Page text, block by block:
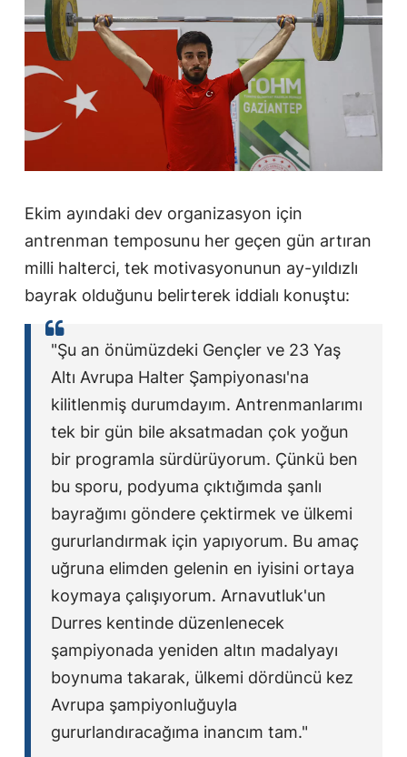
Ekim ayındaki dev organizasyon için
antrenman temposunu her geçen gün artıran
milli halterci, tek motivasyonunun ay-yıldızlı
bayrak olduğunu belirterek iddialı konuştu:
"Şu an önümüzdeki Gençler ve 23 Yaş
Altı Avrupa Halter Şampiyonası'na
kilitlenmiş durumdayım. Antrenmanlarımı
tek bir gün bile aksatmadan çok yoğun
bir programla sürdürüyorum. Çünkü ben
bu sporu, podyuma çıktığımda şanlı
bayrağımı göndere çektirmek ve ülkemi
gururlandırmak için yapıyorum. Bu amaç
uğruna elimden gelenin en iyisini ortaya
koymaya çalışıyorum. Arnavutluk'un
Durres kentinde düzenlenecek
şampiyonada yeniden altın madalyayı
boynuma takarak, ülkemi dördüncü kez
Avrupa şampiyonluğuyla
gururlandıracağıma inancım tam."